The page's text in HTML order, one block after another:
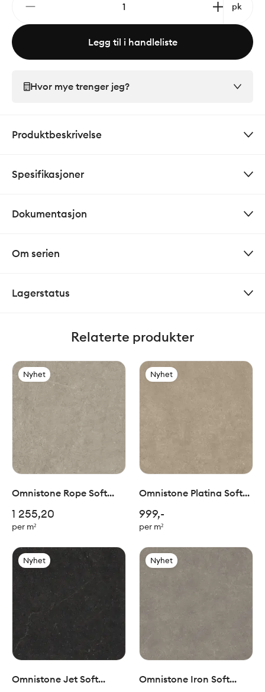
pk
Legg til i handleliste
Hvor mye trenger jeg?
Produktbeskrivelse
Spesifikasjoner
Dokumentasjon
Om serien
Lagerstatus
Relaterte produkter
Nyhet
Omnistone Rope Soft
1 255,20
per m²
Nyhet
Omnistone Platina Soft
999,-
per m²
Nyhet
Omnistone Jet Soft
Nyhet
Omnistone Iron Soft